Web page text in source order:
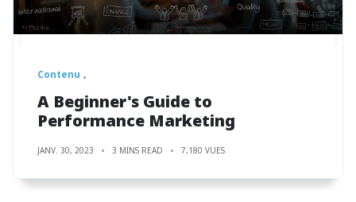
Contenu
A Beginner's Guide to
Performance Marketing
JANV. 30, 2023 3 MINS READ 7,180 VUES